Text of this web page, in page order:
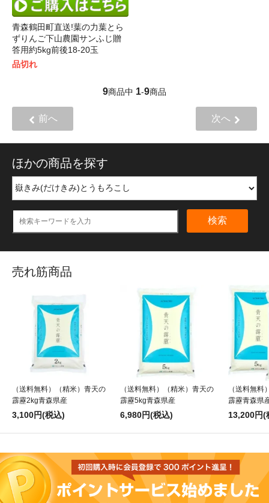
青森鶴田町直送!葉の力葉とら
ずりんご下山農園サンふじ贈
答用約5kg前後18-20玉
品切れ
9商品中 1-9商品
前へ 次へ
ほかの商品を探す
検索
売れ筋商品
（送料無料）（精米）青天の
霹靂2kg青森県産
3,100円(税込)
（送料無料）（精米）青天の
霹靂5kg青森県産
6,980円(税込)
（送料無料
霹靂青森県
13,200円(